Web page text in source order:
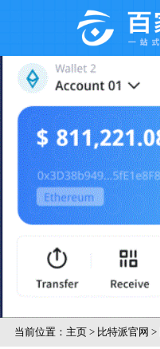
当前位置： 主页> 比特派官网 >